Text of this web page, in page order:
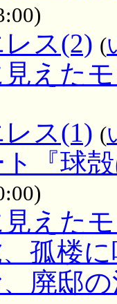
ス(2) (
えた
ス(1) (
『球
えた
、孤楼
、廃邸